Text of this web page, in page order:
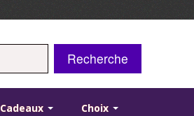
Recherche
Cadeaux Choix